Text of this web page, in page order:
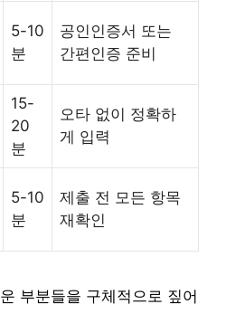
5-10
분
공인인증서 또는
간편인증 준비
15-
20
분
오타 없이 정확하
게 입력
5-10
분
제출 전 모든 항목
재확인
부분들을 구체적으로 짚어